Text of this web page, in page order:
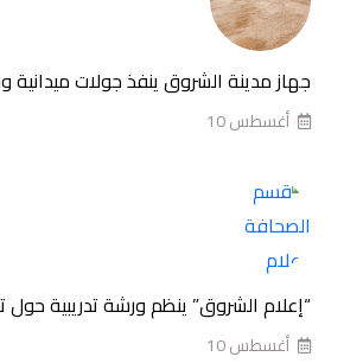
مهارات
العمل
جهاز مدينة الشروق ينفذ جولات ميدانية
أغسطس 10
“إعلام الشروق” ينظم ورشة تدريبية
أغسطس 10